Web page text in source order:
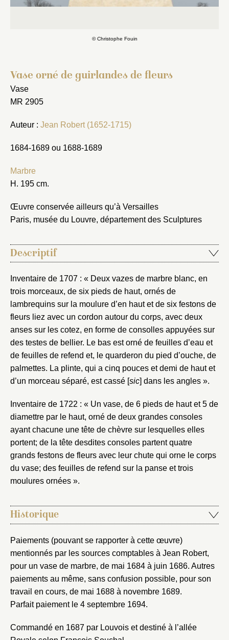
© Christophe Fouin
Vase orné de guirlandes de fleurs
Vase
MR 2905
Auteur : Jean Robert (1652-1715)
1684-1689 ou 1688-1689
Marbre
H. 195 cm.
Œuvre conservée ailleurs qu’à Versailles
Paris, musée du Louvre, département des Sculptures
Descriptif
Inventaire de 1707 : « Deux vazes de marbre blanc, en
trois morceaux, de six pieds de haut, ornés de
lambrequins sur la moulure d’en haut et de six festons de
fleurs liez avec un cordon autour du corps, avec deux
anses sur les cotez, en forme de consolles appuyées sur
des testes de bellier. Le bas est orné de feuilles d’eau et
de feuilles de refend et, le quarderon du pied d’ouche, de
palmettes. La plinte, qui a cinq pouces et demi de haut et
d’un morceau séparé, est cassé [ sic ] dans les angles ».
Inventaire de 1722 : « Un vase, de 6 pieds de haut et 5 de
diamettre par le haut, orné de deux grandes consoles
ayant chacune une tête de chèvre sur lesquelles elles
portent; de la tête desdites consoles partent quatre
grands festons de fleurs avec leur chute qui orne le corps
du vase; des feuilles de refend sur la panse et trois
moulures ornées ».
Historique
Paiements (pouvant se rapporter à cette œuvre)
mentionnés par les sources comptables à Jean Robert,
pour un vase de marbre, de mai 1684 à juin 1686. Autres
paiements au même, sans confusion possible, pour son
travail en cours, de mai 1688 à novembre 1689.
Parfait paiement le 4 septembre 1694.
Commandé en 1687 par Louvois et destiné à l’allée